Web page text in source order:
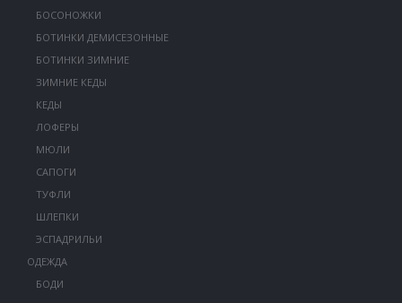
БОСОНОЖКИ
БОТИНКИ ДЕМИСЕЗОННЫЕ
БОТИНКИ ЗИМНИЕ
ЗИМНИЕ КЕДЫ
КЕДЫ
ЛОФЕРЫ
МЮЛИ
САПОГИ
ТУФЛИ
ШЛЕПКИ
ЭСПАДРИЛЬИ
ОДЕЖДА
БОДИ